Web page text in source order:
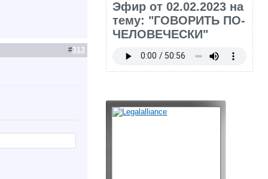
#313
Эфир от 02.02.2023 на
тему: "ГОВОРИТЬ ПО-
ЧЕЛОВЕЧЕСКИ"